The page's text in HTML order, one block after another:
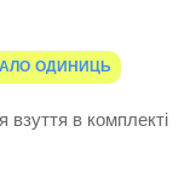
ОДИНИЦЬ
в комплекті